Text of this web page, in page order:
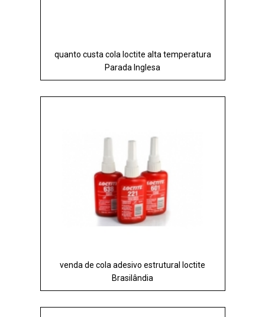
quanto custa cola loctite alta temperatura
Parada Inglesa
venda de cola adesivo estrutural loctite
Brasilândia